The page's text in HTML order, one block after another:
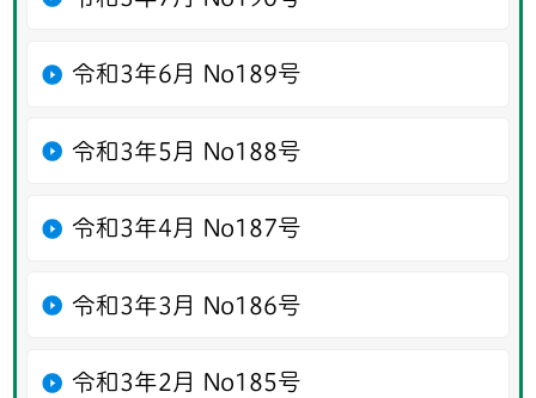
令和3年6月 No189号
令和3年5月 No188号
令和3年4月 No187号
令和3年3月 No186号
令和3年2月 No185号